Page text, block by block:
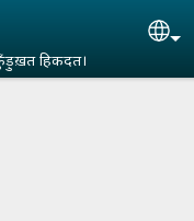
हिकदत।